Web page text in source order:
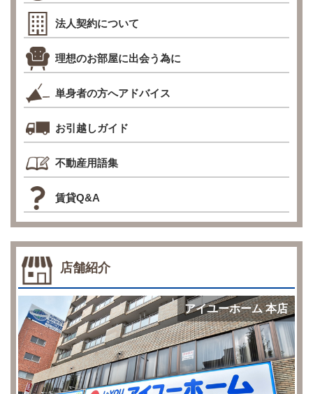
法人契約について
理想のお部屋に出会う為に
単身者の方へアドバイス
お引越しガイド
不動産用語集
賃貸Q&A
店舗紹介
アイユーホーム 本店